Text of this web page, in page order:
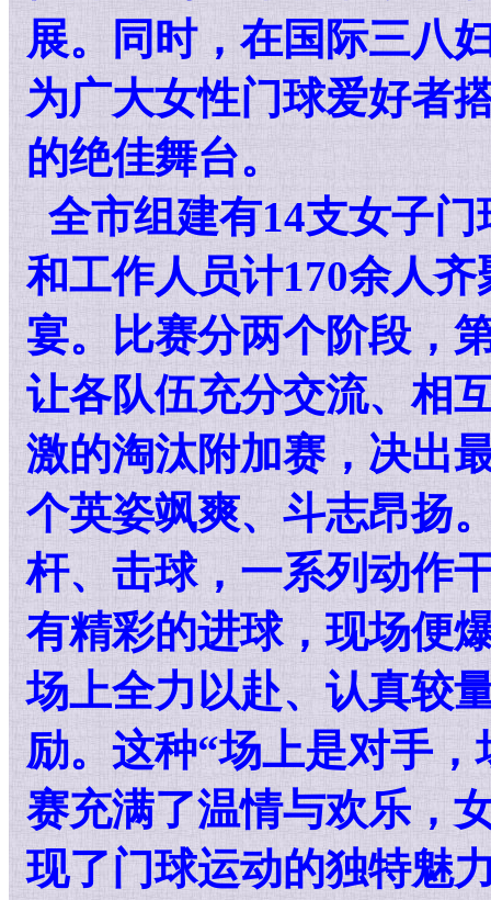
展。同时，在国际三八
为广大女性门球爱好者
的绝佳舞台。
全市组建有14支女子
和工作人员计170余人
宴。比赛分两个阶段，
让各队伍充分交流、相
激的淘汰附加赛，决出
个英姿飒爽、斗志昂扬
杆、击球，一系列动作
有精彩的进球，现场便
场上全力以赴、认真较
励。这种“场上是对手
赛充满了温情与欢乐，
现了门球运动的独特魅